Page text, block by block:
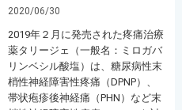
2020/06/30
2019年２月に発売された疼痛治療
薬タリージェ（一般名：ミロガバ
リンベシル酸塩）は、糖尿病性末
梢性神経障害性疼痛（DPNP）、
帯状疱疹後神経痛（PHN）など末